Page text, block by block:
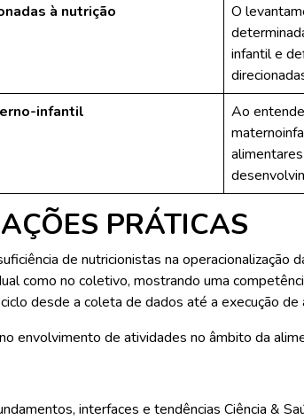
à nutrição
O
infantil e
infantil
Ao
PRÁTICAS
de nutricionistas na
como no coletivo, mostrando uma
desde a coleta de dados até a execução
envolvimento de atividades no âmbito da
interfaces e tendências Ciência &